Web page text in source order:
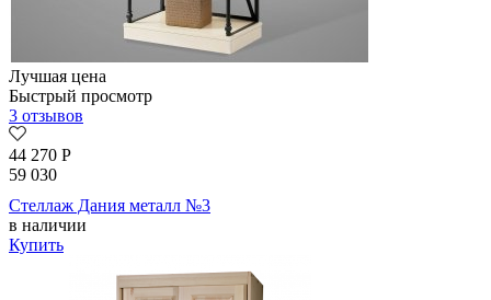
Лучшая цена
Быстрый просмотр
3 отзывов
44 270 Р
59 030
Стеллаж Дания металл №3
в наличии
Купить